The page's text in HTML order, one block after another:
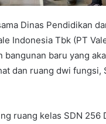
Dinas Pendidikan
Indonesia Tbk (PT
bangunan baru yang
dan ruang dwi fungsi,
ruang kelas SDN 256